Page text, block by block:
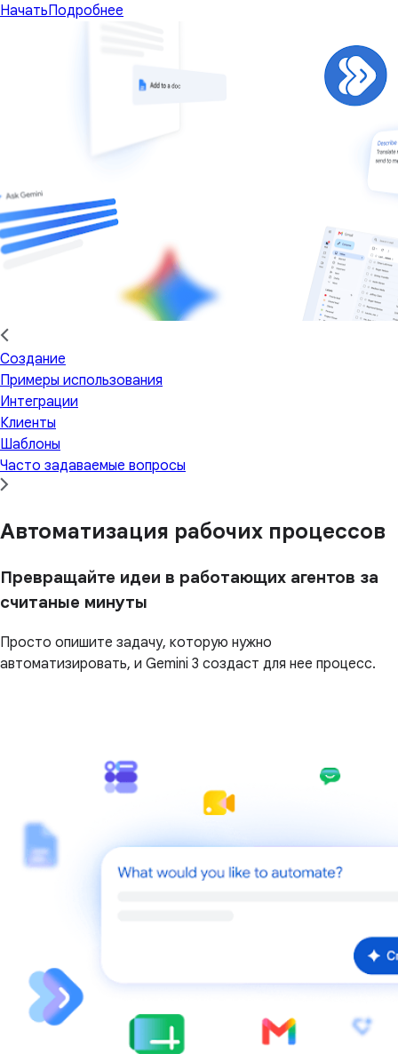
НачатьПодробнее
Создание
Примеры использования
Интеграции
Клиенты
Шаблоны
Часто задаваемые вопросы
Автоматизация рабочих процессов
Превращайте идеи в работающих агентов за
считаные минуты
Просто опишите задачу, которую нужно
автоматизировать, и Gemini 3 создаст для нее процесс.